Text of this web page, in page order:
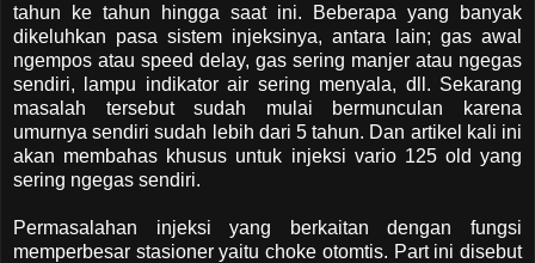
tahun ke tahun hingga saat ini. Beberapa yang banyak
dikeluhkan pasa sistem injeksinya, antara lain; gas awal
ngempos atau speed delay, gas sering manjer atau ngegas
sendiri, lampu indikator air sering menyala, dll. Sekarang
masalah tersebut sudah mulai bermunculan karena
umurnya sendiri sudah lebih dari 5 tahun. Dan artikel kali ini
akan membahas khusus untuk injeksi vario 125 old yang
sering ngegas sendiri.
Permasalahan injeksi yang berkaitan dengan fungsi
memperbesar stasioner yaitu choke otomtis. Part ini disebut